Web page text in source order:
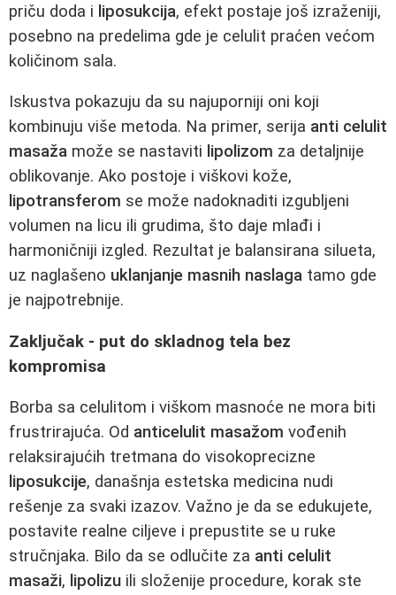
priču doda i liposukcija, efekt postaje još izraženiji,
posebno na predelima gde je celulit praćen većom
količinom sala.
Iskustva pokazuju da su najuporniji oni koji
kombinuju više metoda. Na primer, serija anti celulit
masaža može se nastaviti lipolizom za detaljnije
oblikovanje. Ako postoje i viškovi kože,
lipotransferom se može nadoknaditi izgubljeni
volumen na licu ili grudima, što daje mlađi i
harmoničniji izgled. Rezultat je balansirana silueta,
uz naglašeno uklanjanje masnih naslaga tamo gde
je najpotrebnije.
Zaključak - put do skladnog tela bez
kompromisa
Borba sa celulitom i viškom masnoće ne mora biti
frustrirajuća. Od anticelulit masažom vođenih
relaksirajućih tretmana do visokoprecizne
liposukcije, današnja estetska medicina nudi
rešenje za svaki izazov. Važno je da se edukujete,
postavite realne ciljeve i prepustite se u ruke
stručnjaka. Bilo da se odlučite za anti celulit
masaži, lipolizu ili složenije procedure, korak ste